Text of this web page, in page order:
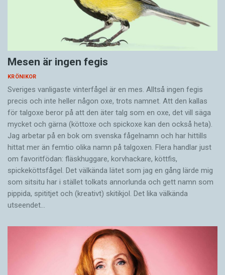
Mesen är ingen fegis
KRÖNIKOR
Sveriges vanligaste vinterfågel är en mes. Alltså ingen fegis
precis och inte heller någon oxe, trots namnet. Att den kallas
för talgoxe beror på att den äter talg som en oxe, det vill säga
mycket och gärna (köttoxe och spickoxe kan den också heta).
Jag arbetar på en bok om svenska fågelnamn och har hittills
hittat mer än femtio olika namn på talgoxen. Flera handlar just
om favoritfödan: fläskhuggare, korvhackare, köttfis,
spickeköttsfågel. Det välkända lätet som jag en gång lärde mig
som sitsitu har i stället tolkats annorlunda och gett namn som
pippida, spititjet och (kreativt) skitikjol. Det lika välkända
utseendet…